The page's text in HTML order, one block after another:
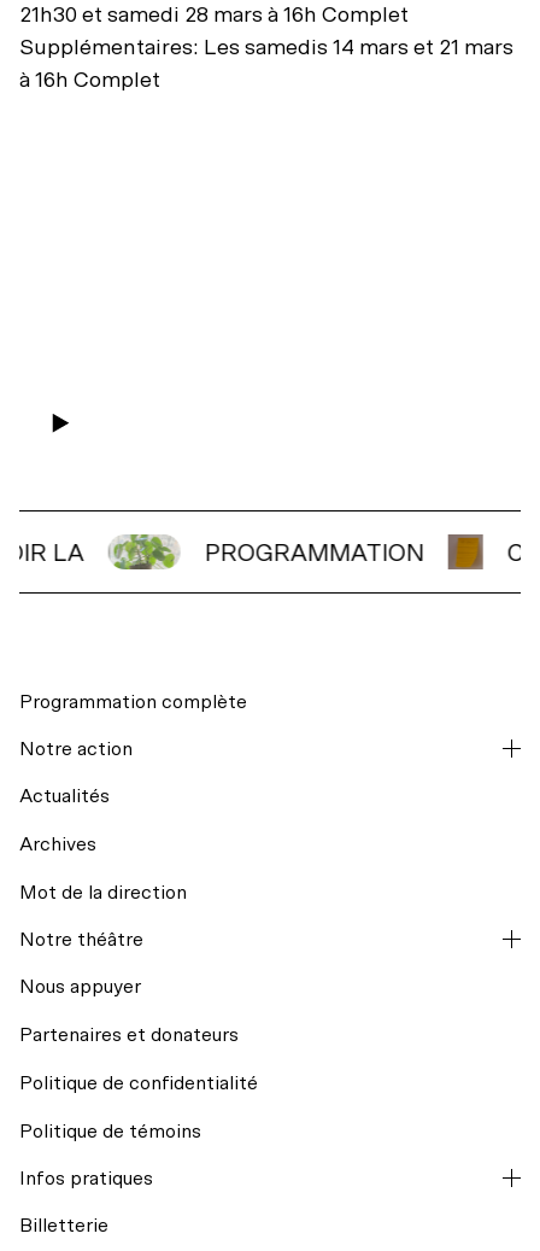
21h30 et samedi 28 mars à 16h Complet
Supplémentaires: Les samedis 14 mars et 21 mars
à 16h Complet
LA PROGRAMMATION
Programmation complète
Notre action
La codiffusion
Résidences d’écriture
Billets du coeur Desjardins
Actualités
Archives
Mot de la direction
Notre théâtre
Mission et historique
Conseil d’administration
Nous appuyer
Partenaires et donateurs
Politique de confidentialité
Politique de témoins
Infos pratiques
Billetterie